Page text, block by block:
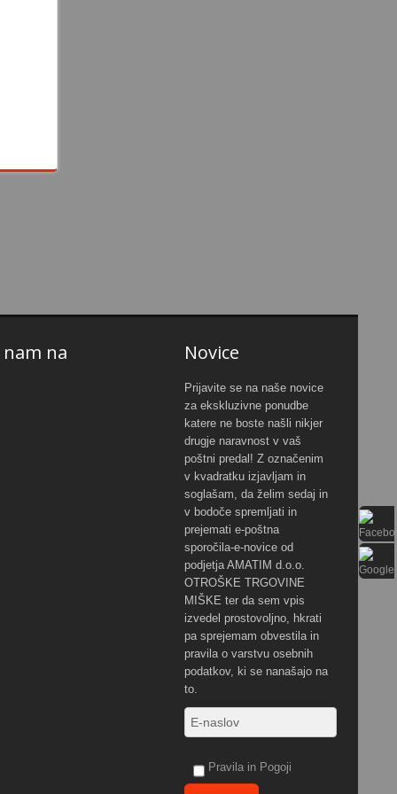
na Novice
Prijavite se na naše novice
za ekskluzivne ponudbe
katere ne boste našli nikjer
drugje naravnost v vaš
poštni predal! Z označenim
v kvadratku izjavljam in
soglašam, da želim sedaj in
v bodoče spremljati in
prejemati e-poštna
sporočila-e-novice od
podjetja AMATIM d.o.o.
OTROŠKE TRGOVINE
MIŠKE ter da sem vpis
izvedel prostovoljno, hkrati
pa sprejemam obvestila in
pravila o varstvu osebnih
podatkov, ki se nanašajo na
to.
Pravila in Pogoji